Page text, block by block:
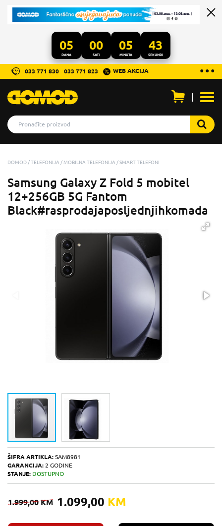
05
DANA
00
SATI
05
MINUTA
42
SEKUNDI
...
● ● ●
033 771 830 033 771 823 WEB AKCIJA
DOMOD TELEFONIJA MOBILNA TELEFONIJA SMART TELEFONI
Samsung Galaxy Z Fold 5 mobitel
12+256GB 5G Fantom
Black#rasprodajaposljednjihkomada
ŠIFRA ARTIKLA: SAM8981
GARANCIJA: 2 GODINE
STANJE: DOSTUPNO
1.999,00KM 1.099,00 KM